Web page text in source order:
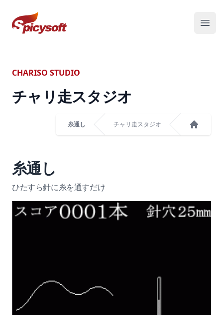
スパイシーソフト株式会社
メニ
CHARISO STUDIO
チャリ走スタジオ
糸通し チャリ走スタジオ
糸通し
ひたすら針に糸を通すだけ